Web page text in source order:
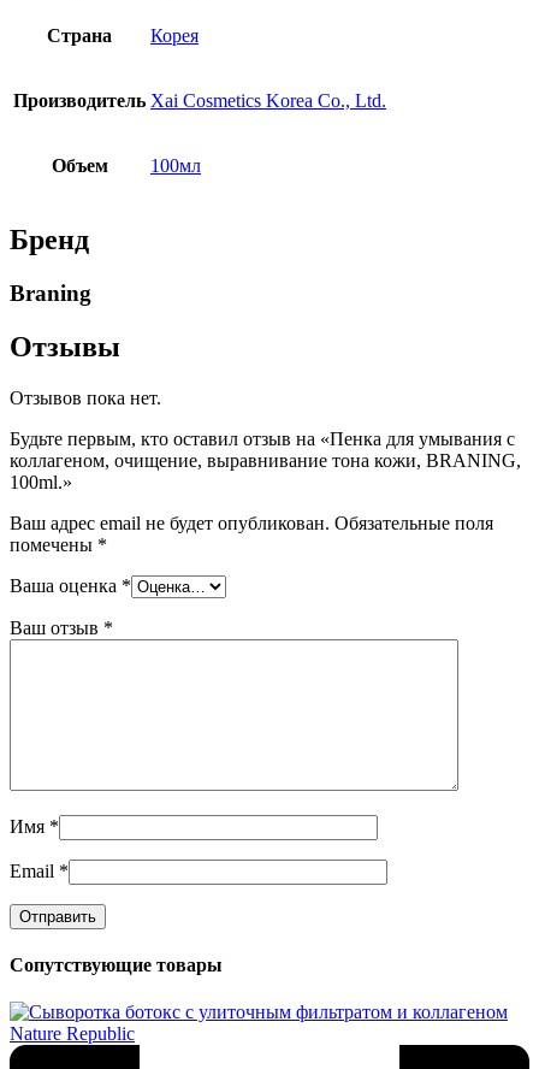
Страна Корея
Производитель Xai Cosmetics Korea Co., Ltd.
Объем 100мл
Бренд
Braning
Отзывы
Отзывов пока нет.
Будьте первым, кто оставил отзыв на «Пенка для умывания с
коллагеном, очищение, выравнивание тона кожи, BRANING,
100ml.»
Ваш адрес email не будет опубликован. Обязательные поля
помечены *
Ваша оценка *
Ваш отзыв *
Имя *
Email *
Сопутствующие товары